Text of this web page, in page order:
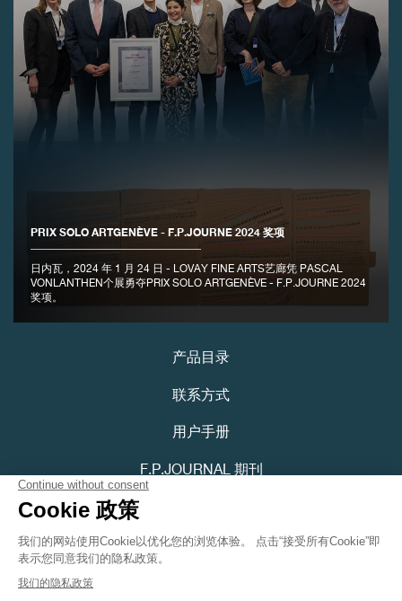
PRIX SOLO ARTGENÈVE - F.P.JOURNE 2024 奖项
日内瓦，2024 年 1 月 24 日 - LOVAY FINE ARTS艺廊凭 PASCAL
VONLANTHEN个展勇夺PRIX SOLO ARTGENÈVE - F.P.JOURNE 2024
奖项。
产品目录
联系方式
用户手册
F.P.JOURNAL 期刊
可访问性声明